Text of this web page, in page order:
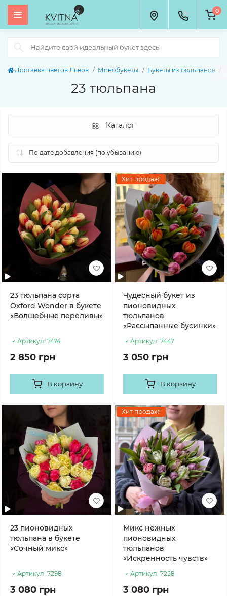
0
Доставка цветов Львов Монобукеты Букеты из тюльпанов
23 тюльпана
Каталог
23 тюльпана сорта
Oxford Wonder в букете
«Волшебные переливы»
Артикул: 7474
2 850 грн
В корзину
Хит продаж!
Чудесный букет из
пионовидных
тюльпанов
«Рассыпанные бусинки»
Артикул: 7447
3 050 грн
В корзину
23 пионовидных
тюльпана в букете
«Сочный микс»
Артикул: 7298
3 080 грн
Хит продаж!
Микс нежных
пионовидных
тюльпанов
«Искренность чувств»
Артикул: 7258
3 080 грн